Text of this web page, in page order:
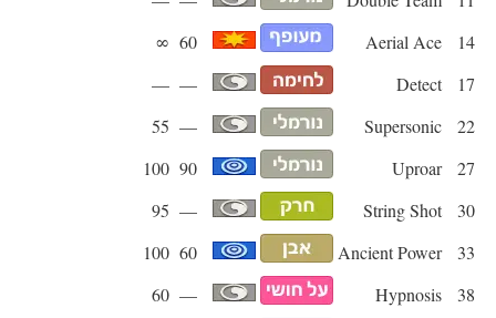
14
Aerial Ace
60
∞
17
Detect
—
—
22
Supersonic
—
55
27
Uproar
90
100
30
String Shot
—
95
33
Ancient Power
60
100
38
Hypnosis
—
60